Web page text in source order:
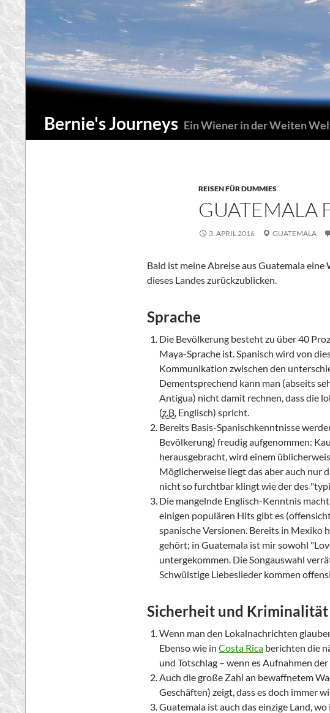
Zum
Inhalt
springen
Bernie's Journeys Ein Wiener in der Weiten
Suchen
REISEN FÜR DUMMIES
GUATEMALA
3. APRIL 2016 GUATEMALA
Bald ist meine Abreise aus Guatemala
dieses Landes zurückzublicken.
Sprache
Die Bevölkerung besteht zu über 40
Maya-Sprache ist. Spanisch wird von
Kommunikation zwischen den
Dementsprechend kann man (abseits
Antigua) nicht damit rechnen, dass die
(z.B. Englisch) spricht.
Bereits Basis-Spanischkenntnisse
Bevölkerung) freudig aufgenommen:
herausgebracht, wird einem
Möglicherweise liegt das aber auch nur
nicht so furchtbar klingt wie der des
Die mangelnde Englisch-Kenntnis
einigen populären Hits gibt es
spanische Versionen. Bereits in Mexiko
gehört; in Guatemala ist mir sowohl "
untergekommen. Die Songauswahl
Schwülstige Liebeslieder kommen
Sicherheit und Kriminalität
Wenn man den Lokalnachrichten
Ebenso wie in Costa Rica berichten die
und Totschlag – wenn es Aufnahmen
Auch die große Zahl an bewaffnetem
Geschäften) zeigt, dass es doch immer
Guatemala ist auch das einzige Land,